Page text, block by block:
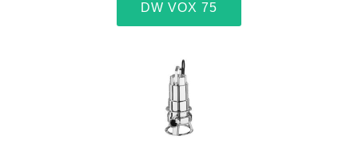
DW VOX 75